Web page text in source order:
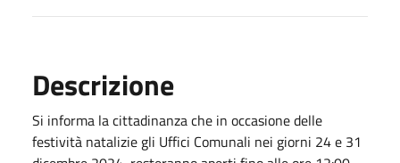
Descrizione
Si informa la cittadinanza che in occasione delle
festività natalizie gli Uffici Comunali nei giorni 24 e 31